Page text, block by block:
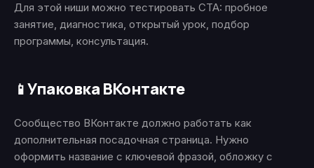
Для этой ниши можно тестировать CTA: пробное
занятие, диагностика, открытый урок, подбор
программы, консультация.
📱Упаковка ВКонтакте
Сообщество ВКонтакте должно работать как
дополнительная посадочная страница. Нужно
оформить название с ключевой фразой, обложку с